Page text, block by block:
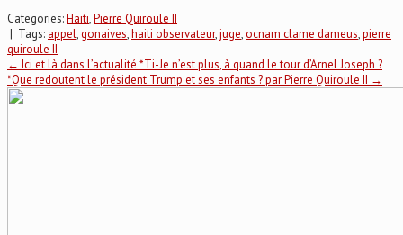
Categories:Haïti,Pierre Quiroule II
| Tags: appel,gonaives,haiti observateur,juge,ocnam clame dameus,pierre
quiroule II
Post
← Ici et là dans l’actualité *Ti-Je n’est plus, à quand le tour d’Arnel Joseph ?
*Que redoutent le président Trump et ses enfants ? par Pierre Quiroule II →